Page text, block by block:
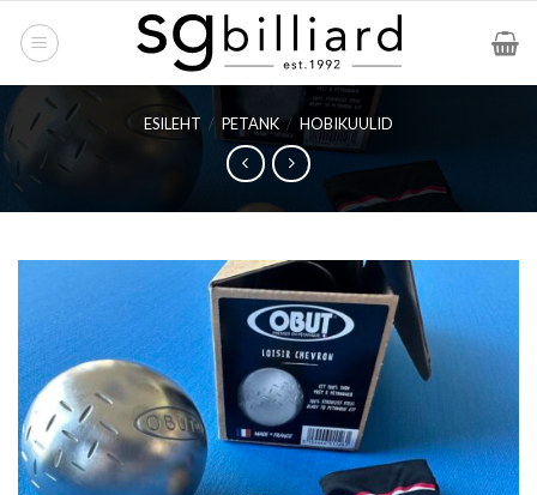
ESILEHT / PETANK / HOBIKUULID